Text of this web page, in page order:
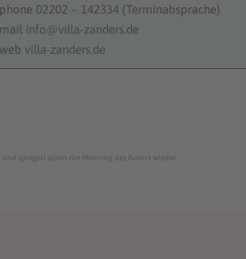
phone 02202 – 142334 (Terminabsprache)
mail info@villa-zanders.de
webvilla-zanders.de
spiegelt allein die Meinung des Autors wieder.